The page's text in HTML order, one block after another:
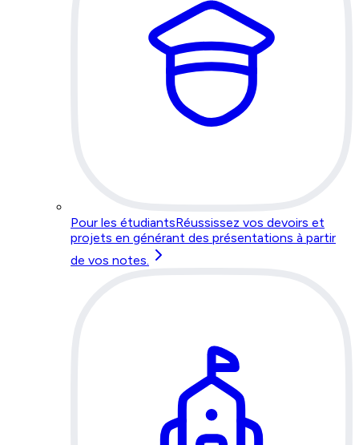
Pour les étudiantsRéussissez vos devoirs et
projets en générant des présentations à partir
de vos notes.